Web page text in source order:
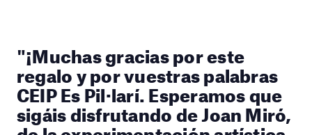
"¡Muchas gracias por este
regalo y por vuestras palabras
CEIP Es Pil·larí. Esperamos que
sigáis disfrutando de Joan Miró,